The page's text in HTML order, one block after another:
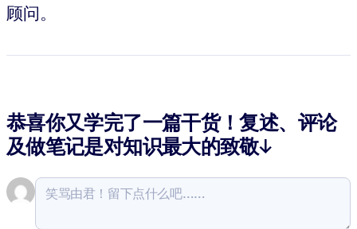
顾问。
恭喜你又学完了一篇干货！复述、评论
及做笔记是对知识最大的致敬↓